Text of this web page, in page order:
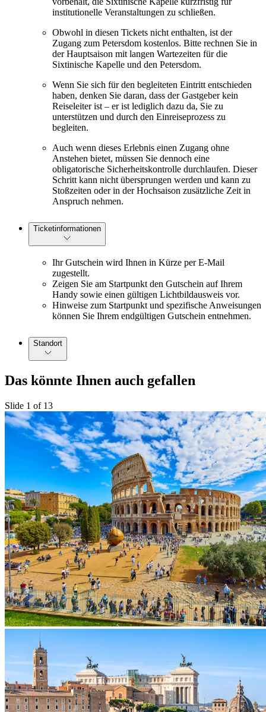
institutionelle Veranstaltungen zu schließen.
Obwohl in diesen Tickets nicht enthalten, ist der
Zugang zum Petersdom kostenlos. Bitte rechnen Sie in
der Hauptsaison mit langen Wartezeiten für die
Sixtinische Kapelle und den Petersdom.
Wenn Sie sich für den begleiteten Eintritt entschieden
haben, denken Sie daran, dass der Gastgeber kein
Reiseleiter ist – er ist lediglich dazu da, Sie zu
unterstützen und durch den Einreiseprozess zu
begleiten.
Auch wenn dieses Erlebnis einen Zugang ohne
Anstehen bietet, müssen Sie dennoch eine
obligatorische Sicherheitskontrolle durchlaufen. Dieser
Schritt kann nicht übersprungen werden und kann zu
Stoßzeiten oder in der Hochsaison zusätzliche Zeit in
Anspruch nehmen.
Ticketinformationen
Ihr Gutschein wird Ihnen in Kürze per E-Mail
zugestellt.
Zeigen Sie am Startpunkt den Gutschein auf Ihrem
Handy sowie einen gültigen Lichtbildausweis vor.
Hinweise zum Startpunkt und spezifische Anweisungen
können Sie Ihrem endgültigen Gutschein entnehmen.
Standort
Das könnte Ihnen auch gefallen
Slide 1 of 13